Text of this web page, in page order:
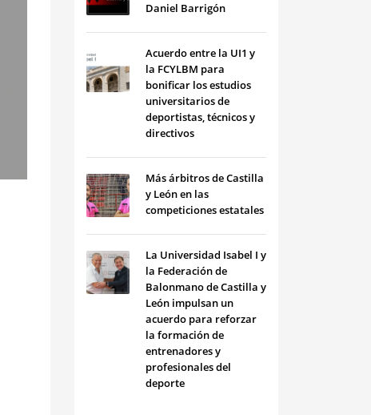
Daniel Barrigón
Acuerdo entre la UI1 y
la FCYLBM para
bonificar los estudios
universitarios de
deportistas, técnicos y
directivos
Más árbitros de Castilla
y León en las
competiciones estatales
La Universidad Isabel I y
la Federación de
Balonmano de Castilla y
León impulsan un
acuerdo para reforzar
la formación de
entrenadores y
profesionales del
deporte